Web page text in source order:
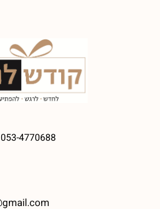
053-4770688